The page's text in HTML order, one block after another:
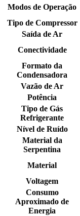
Modos de Operação
Tipo de Compressor
Saída de Ar
Conectividade
Formato da
Condensadora
Vazão de Ar
Potência
Tipo de Gás
Refrigerante
Nível de Ruído
Material da
Serpentina
Material
Voltagem
Consumo
Aproximado de
Energia